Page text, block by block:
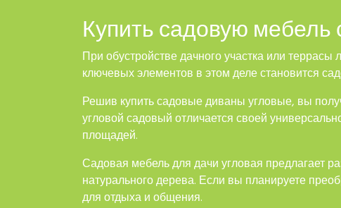
Купить садовую
При обустройстве дачного участка или
ключевых элементов в этом деле становится
Решив купить садовые диваны угловые, вы
угловой садовый отличается своей
площадей.
Садовая мебель для дачи угловая предлагает
натурального дерева. Если вы планируете
для отдыха и общения.